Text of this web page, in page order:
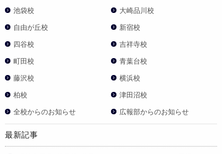
池袋校 大崎品川校
自由が丘校 新宿校
四谷校 吉祥寺校
町田校 青葉台校
藤沢校 横浜校
柏校 津田沼校
全校からのお知らせ 広報部からのお知らせ
最新記事